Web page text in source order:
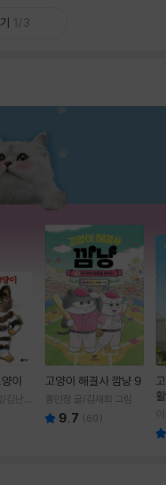
1/3
이
난주
고양이 해결사 깜냥 9
홍민정 글/김재희 그림
9.7 (60)